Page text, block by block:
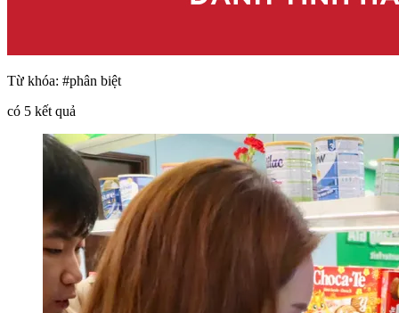
Từ khóa: #phân biệt
có 5 kết quả